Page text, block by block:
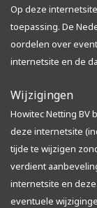
Op deze
toepassing. De
oordelen over
internetsite en de
Wijzigingen
Howitec Netting BV
deze internetsite
tijde te wijzigen
verdient
internetsite en
eventuele